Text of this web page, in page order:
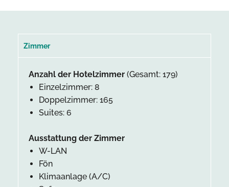
Zimmer
Anzahl der Hotelzimmer (Gesamt: 179)
Einzelzimmer: 8
Doppelzimmer: 165
Suites: 6
Ausstattung der Zimmer
W-LAN
Fön
Klimaanlage (A/C)